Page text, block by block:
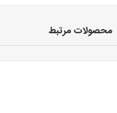
محصولات مرتبط